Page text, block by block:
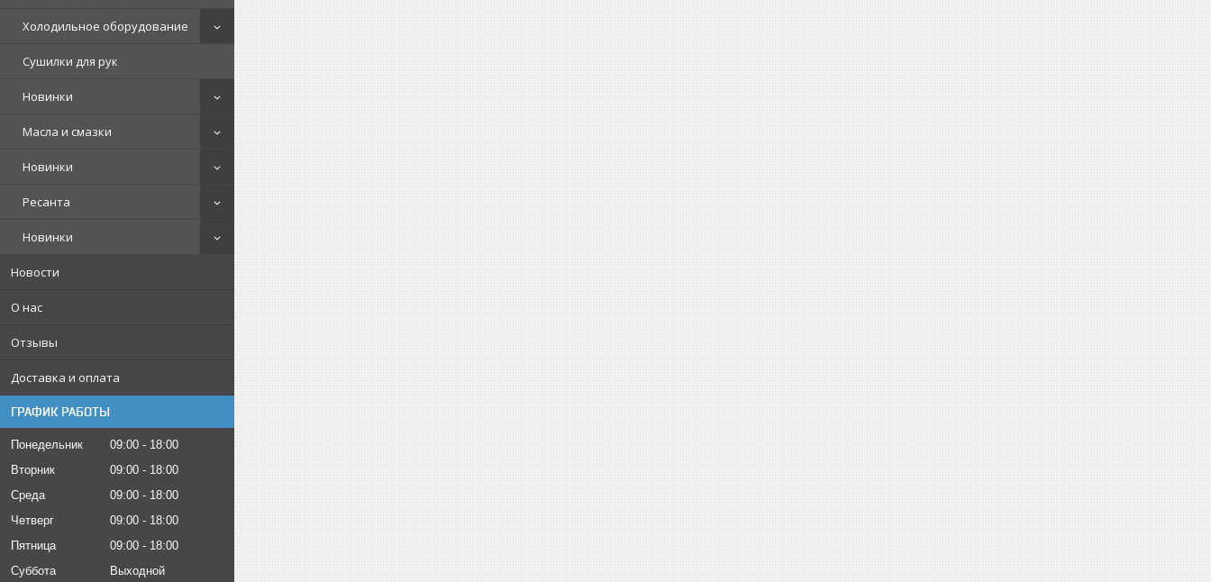
Холодильное оборудование
Сушилки для рук
Новинки
Масла и смазки
Новинки
Ресанта
Новинки
Новости
О нас
Отзывы
Доставка и оплата
ГРАФИК РАБОТЫ
Понедельник 09:00
18:00
Вторник
09:00
18:00
Среда
09:00
18:00
Четверг
09:00
18:00
Пятница
09:00
18:00
Суббота
Выходной